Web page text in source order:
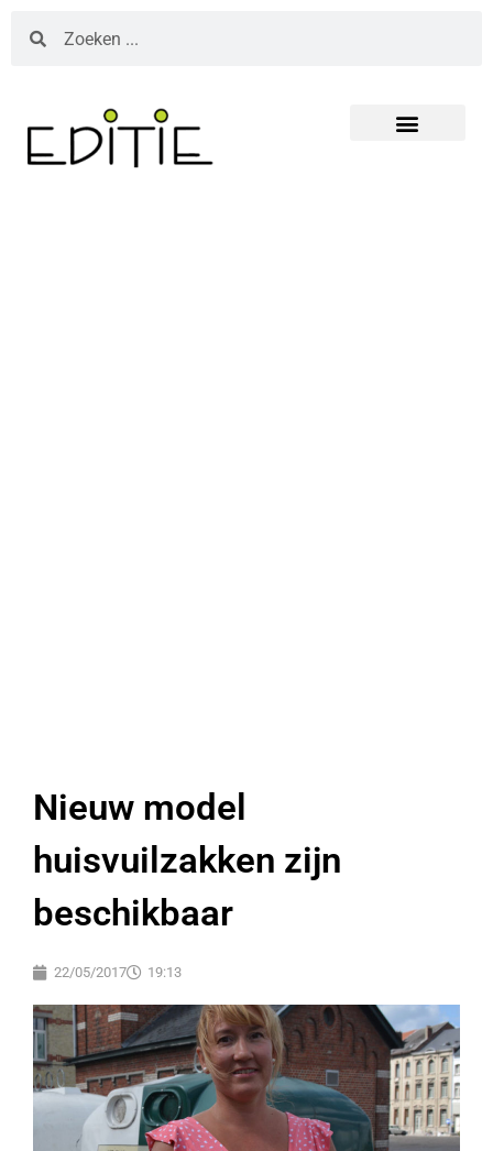
Nieuw model
huisvuilzakken zijn
beschikbaar
22/05/2017 19:13